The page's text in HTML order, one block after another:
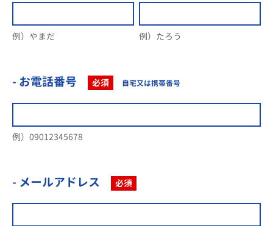
例）やまだ 例）たろう
- お電話番号 必須 自宅又は携帯番号
例）09012345678
- メールアドレス 必須